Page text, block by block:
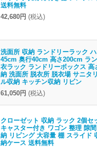
送料無料
42,680円 (税込)
洗面所 収納 ランドリーラック
45cm 奥行40cm 高さ200cm ラ
衣ラック ランドリーボックス 高
納 洗面所 脱衣所 脱衣場 サニタ
ル収納 キッチン収納 リビン
61,050円 (税込)
クローゼット 収納 ラック 2個セ
キャスター付き ワゴン 整理 隙
納 リビング 大容量 棚 スライド
納ケース 送料無料